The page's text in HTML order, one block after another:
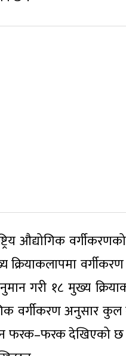
औद्योगिक
क्रियाकलापमा
गरी १८ मुख्य
वर्गीकरण अनुसार कुल
फरक–फरक देखिएको छ